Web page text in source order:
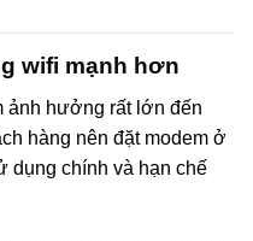
wifi mạnh hơn
ảnh hưởng rất lớn đến
hàng nên đặt modem ở
dụng chính và hạn chế